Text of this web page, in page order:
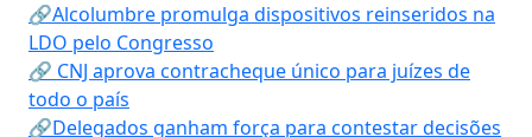
🔗Alcolumbre promulga dispositivos reinseridos na
LDO pelo Congresso
🔗 CNJ aprova contracheque único para juízes de
todo o país
🔗Delegados ganham força para contestar decisões